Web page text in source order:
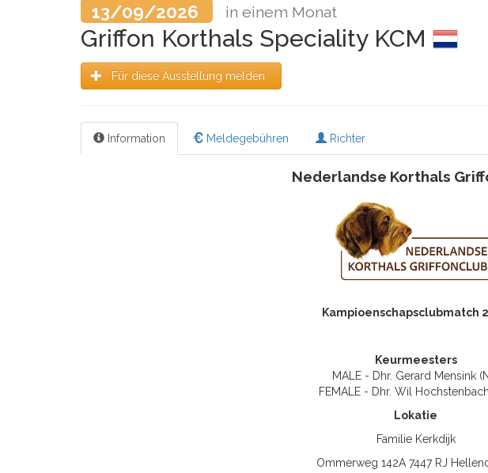
13/09/2026 in einem Monat
Griffon Korthals Speciality KCM
Für diese Ausstellung melden
Information Meldegebühren Richter
Nederlandse Korthals
Kampioenschapsclubmatch
Keurmeesters
MALE - Dhr. Gerard Mensink
FEMALE - Dhr. Wil
Lokatie
Familie Kerkdijk
Ommerweg 142A 7447 RJ